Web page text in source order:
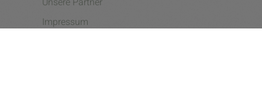
Impressum